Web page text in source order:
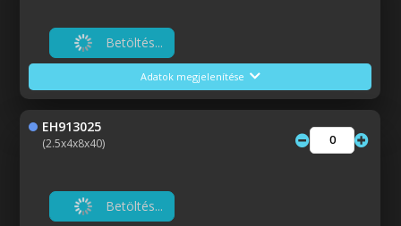
Betöltés...
Adatok megjelenítése
EH913025
(2.5x4x8x40)
Betöltés...